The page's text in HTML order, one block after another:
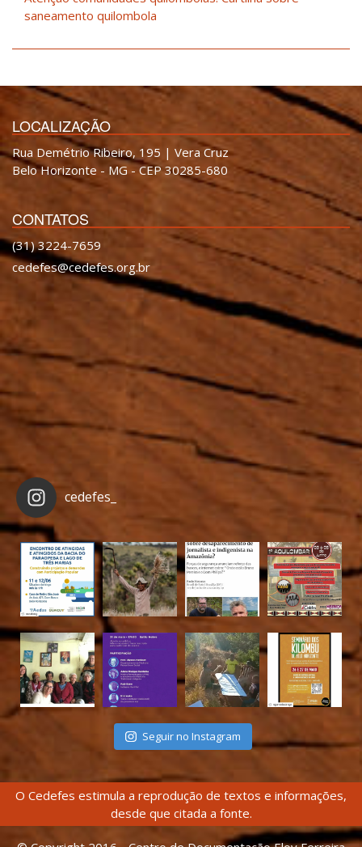
saneamento quilombola
LOCALIZAÇÃO
Rua Demétrio Ribeiro, 195 | Vera Cruz
Belo Horizonte - MG - CEP 30285-680
CONTATOS
(31) 3224-7659
cedefes@cedefes.org.br
cedefes_
Seguir no Instagram
O Cedefes estimula a reprodução de textos e informações,
desde que citada a fonte.